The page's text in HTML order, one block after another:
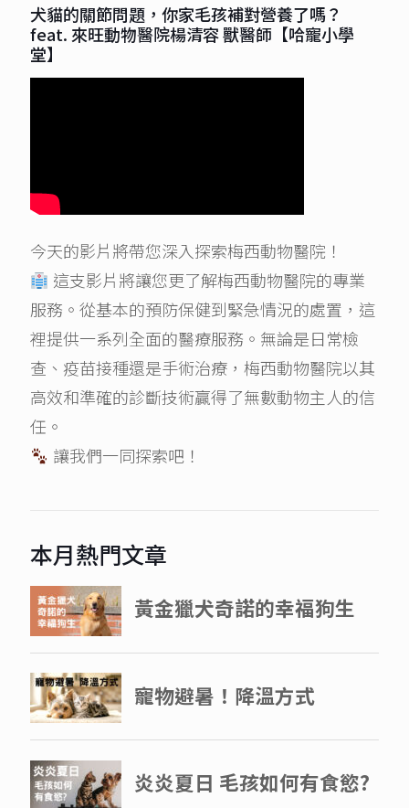
犬貓的關節問題，你家毛孩補對營養了嗎？
feat. 來旺動物醫院楊清容 獸醫師【哈寵小學
堂】
今天的影片將帶您深入探索梅西動物醫院！
這支影片將讓您更了解梅西動物醫院的專業
服務。從基本的預防保健到緊急情況的處置，這
裡提供一系列全面的醫療服務。無論是日常檢
查、疫苗接種還是手術治療，梅西動物醫院以其
高效和準確的診斷技術贏得了無數動物主人的信
任。
讓我們一同探索吧！
本月熱門文章